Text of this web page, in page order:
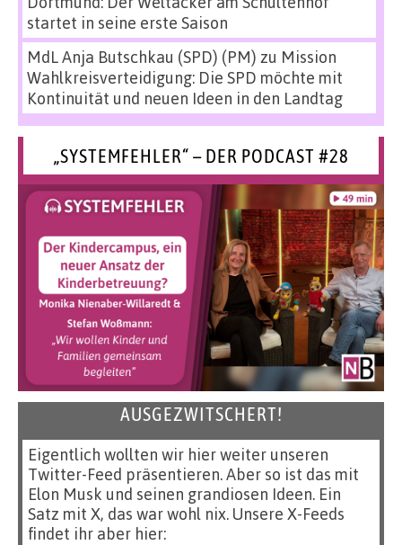
startet in seine erste Saison
MdL Anja Butschkau (SPD) (PM) zu Mission
Wahlkreisverteidigung: Die SPD möchte mit
Kontinuität und neuen Ideen in den Landtag
„SYSTEMFEHLER“ – DER PODCAST #28
AUSGEZWITSCHERT!
Eigentlich wollten wir hier weiter unseren
Twitter-Feed präsentieren. Aber so ist das mit
Elon Musk und seinen grandiosen Ideen. Ein
Satz mit X, das war wohl nix. Unsere X-Feeds
findet ihr aber hier: